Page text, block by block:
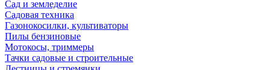
Сад и земледелие
Садовая техника
Газонокосилки, культиваторы
Пилы бензиновые
Мотокосы, триммеры
Тачки садовые и строительные